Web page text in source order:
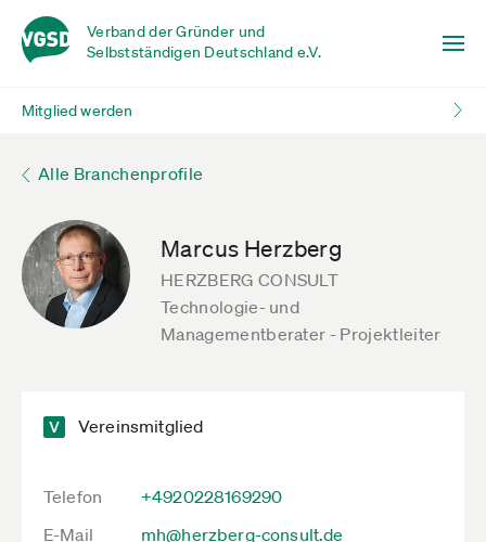
Verband der Gründer und
Selbstständigen Deutschland e.V.
Mitglied werden
Alle Branchenprofile
Marcus Herzberg
HERZBERG CONSULT
Technologie- und
Managementberater - Projektleiter
Vereinsmitglied
Telefon
+4920228169290
E-Mail
mh@herzberg-consult.de